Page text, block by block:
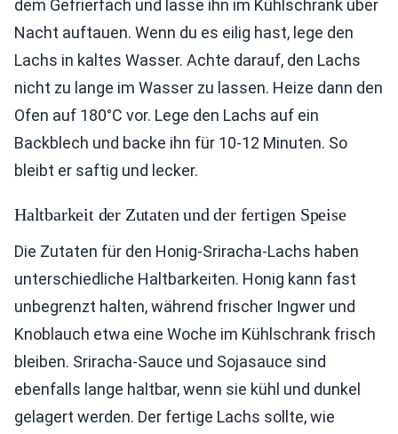
dem Gefrierfach und lasse ihn im Kühlschrank über
Nacht auftauen. Wenn du es eilig hast, lege den
Lachs in kaltes Wasser. Achte darauf, den Lachs
nicht zu lange im Wasser zu lassen. Heize dann den
Ofen auf 180°C vor. Lege den Lachs auf ein
Backblech und backe ihn für 10-12 Minuten. So
bleibt er saftig und lecker.
Haltbarkeit der Zutaten und der fertigen Speise
Die Zutaten für den Honig-Sriracha-Lachs haben
unterschiedliche Haltbarkeiten. Honig kann fast
unbegrenzt halten, während frischer Ingwer und
Knoblauch etwa eine Woche im Kühlschrank frisch
bleiben. Sriracha-Sauce und Sojasauce sind
ebenfalls lange haltbar, wenn sie kühl und dunkel
gelagert werden. Der fertige Lachs sollte, wie